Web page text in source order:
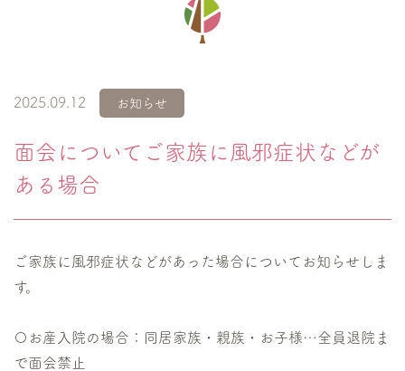
2025.09.12 お知らせ
面会についてご家族に風邪症状などが
ある場合
ご家族に風邪症状などがあった場合についてお知らせしま
す。
〇お産入院の場合：同居家族・親族・お子様…全員退院ま
で面会禁止